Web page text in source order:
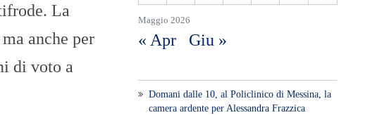
La
anche per
di voto a
Maggio 2026
« Apr Giu »
Domani dalle 10, al Policlinico di Messina, la
camera ardente per Alessandra Frazzica